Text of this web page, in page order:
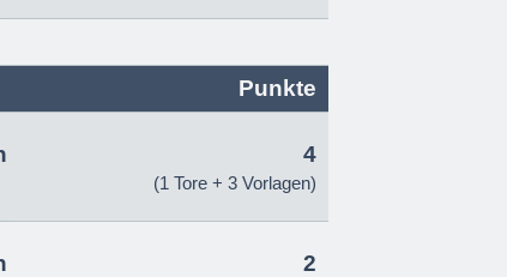
Punkte
4
(1 Tore + 3 Vorlagen)
2